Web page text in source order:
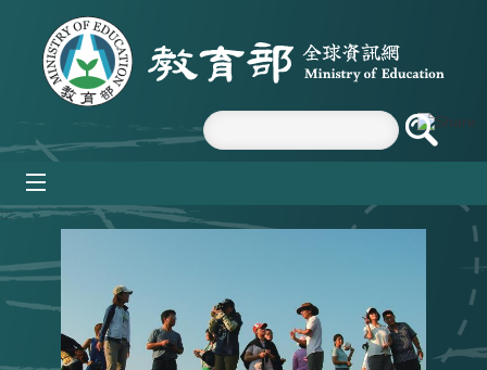
跳到主要內容區塊
:::